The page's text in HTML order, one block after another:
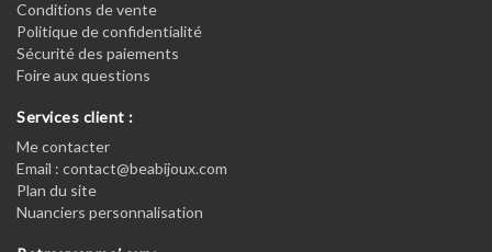
Conditions de vente
Politique de confidentialité
Sécurité des paiements
Foire aux questions
Services client :
Me contacter
Email : contact@beabijoux.com
Plan du site
Nuanciers personnalisation